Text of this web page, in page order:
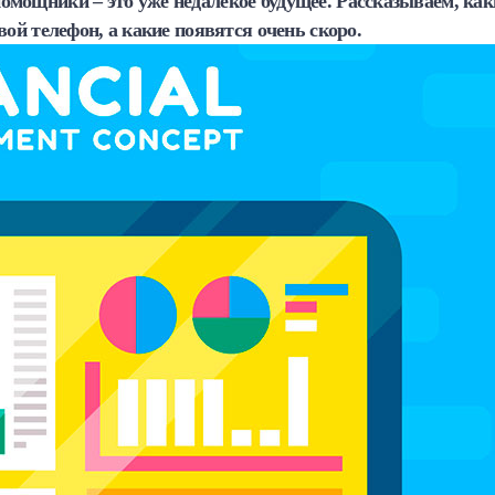
телефон, а какие появятся очень скоро.